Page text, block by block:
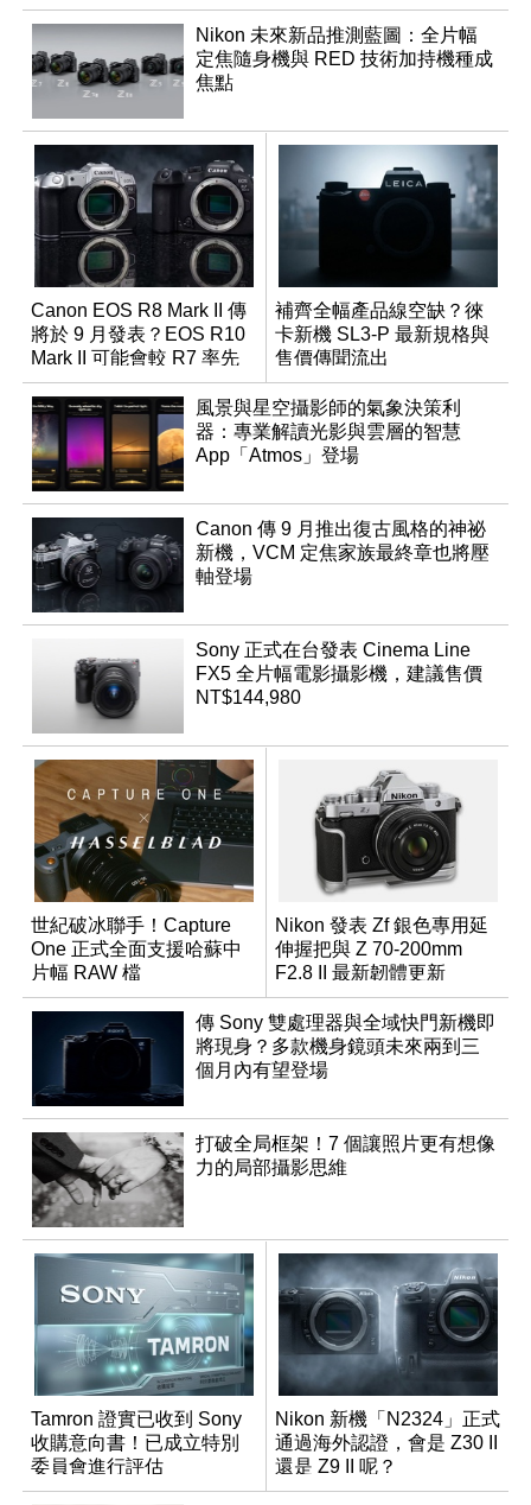
Nikon 未來新品推測藍圖：全片幅
定焦隨身機與 RED 技術加持機種成
焦點
Canon EOS R8 Mark II 傳
將於 9 月發表？EOS R10
Mark II 可能會較 R7 率先
推出
補齊全幅產品線空缺？徠
卡新機 SL3-P 最新規格與
售價傳聞流出
風景與星空攝影師的氣象決策利
器：專業解讀光影與雲層的智慧
App「Atmos」登場
Canon 傳 9 月推出復古風格的神祕
新機，VCM 定焦家族最終章也將壓
軸登場
Sony 正式在台發表 Cinema Line
FX5 全片幅電影攝影機，建議售價
NT$144,980
世紀破冰聯手！Capture
One 正式全面支援哈蘇中
片幅 RAW 檔
Nikon 發表 Zf 銀色專用延
伸握把與 Z 70-200mm
F2.8 II 最新韌體更新
傳 Sony 雙處理器與全域快門新機即
將現身？多款機身鏡頭未來兩到三
個月內有望登場
打破全局框架！7 個讓照片更有想像
力的局部攝影思維
Tamron 證實已收到 Sony
收購意向書！已成立特別
委員會進行評估
Nikon 新機「N2324」正式
通過海外認證，會是 Z30 II
還是 Z9 II 呢？